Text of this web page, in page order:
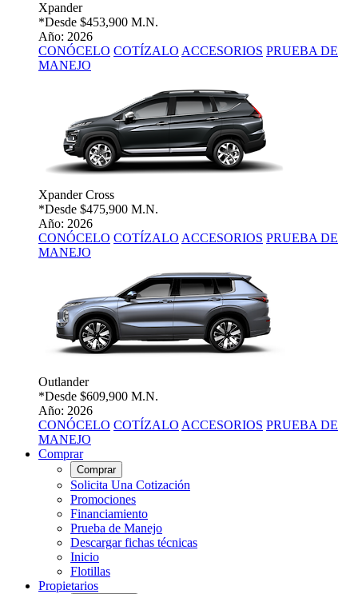
Xpander
*Desde $453,900 M.N.
Año: 2026
CONÓCELO COTÍZALO ACCESORIOS PRUEBA DE
MANEJO
Xpander Cross
*Desde $475,900 M.N.
Año: 2026
CONÓCELO COTÍZALO ACCESORIOS PRUEBA DE
MANEJO
Outlander
*Desde $609,900 M.N.
Año: 2026
CONÓCELO COTÍZALO ACCESORIOS PRUEBA DE
MANEJO
Comprar
Comprar
Solicita Una Cotización
Promociones
Financiamiento
Prueba de Manejo
Descargar fichas técnicas
Inicio
Flotillas
Propietarios